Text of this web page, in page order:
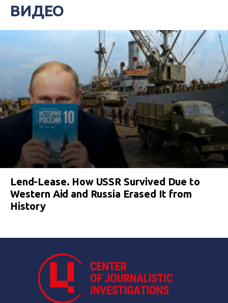
ВИДЕО
Lend-Lease. How USSR Survived Due to
Western Aid and Russia Erased It from
History